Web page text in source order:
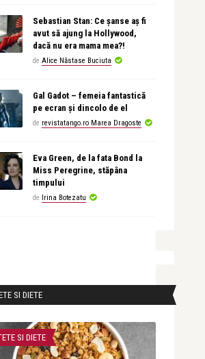
Sebastian Stan: Ce șanse aș fi
avut să ajung la Hollywood,
dacă nu era mama mea?!
de Alice Năstase Buciuta
Gal Gadot – femeia fantastică
pe ecran și dincolo de el
de revistatango.ro Marea Dragoste
Eva Green, de la fata Bond la
Miss Peregrine, stăpâna
timpului
de Irina Botezatu
SI DIETE
SI DIETE